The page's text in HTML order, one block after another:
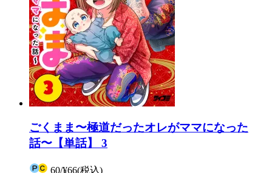
ごくまま〜極道だったオレがママになった
話〜【単話】 3
60/¥66(税込)